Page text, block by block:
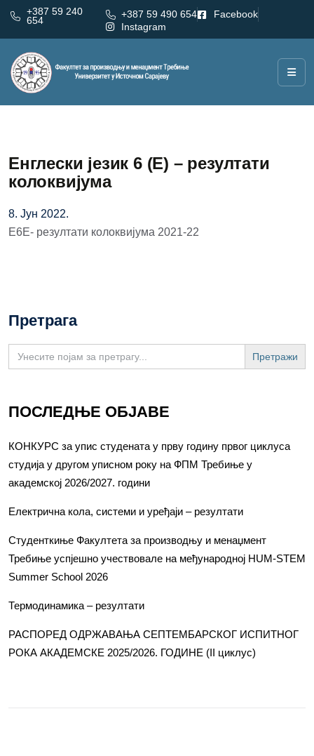
+387 59 240
654
+387 59 490 654
Facebook
Instagram
Енглески језик 6 (Е) – резултати
колоквијума
8. Јун 2022.
Е6E- резултати колоквијума 2021-22
Претрага
Search
for:
ПОСЛЕДЊЕ ОБЈАВЕ
КОНКУРС за упис студената у прву годину првог циклуса
студија у другом уписном року на ФПМ Требиње у
академској 2026/2027. години
Електрична кола, системи и уређаји – резултати
Студенткиње Факултета за производњу и менаџмент
Требиње успјешно учествовале на међународној HUM-STEM
Summer School 2026
Термодинамика – резултати
РАСПОРЕД ОДРЖАВАЊА СЕПТЕМБАРСКОГ ИСПИТНОГ
РОКА АКАДЕМСКЕ 2025/2026. ГОДИНЕ (II циклус)